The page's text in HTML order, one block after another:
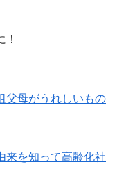
父母がうれしいもの
来を知って高齢化社